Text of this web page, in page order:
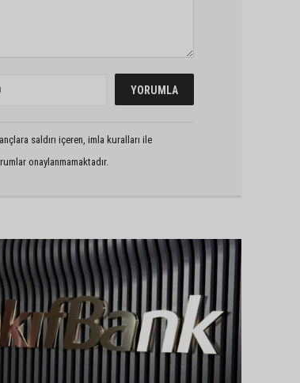
saldırı içeren, imla kuralları ile
onaylanmamaktadır.